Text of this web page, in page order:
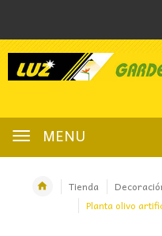
MENU
Tienda
Planta olivo